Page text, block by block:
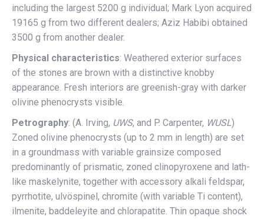
including the largest 5200 g individual; Mark Lyon acquired
19165 g from two different dealers; Aziz Habibi obtained
3500 g from another dealer.
Physical characteristics: Weathered exterior surfaces
of the stones are brown with a distinctive knobby
appearance. Fresh interiors are greenish-gray with darker
olivine phenocrysts visible.
Petrography: (A. Irving, UWS, and P. Carpenter, WUSL)
Zoned olivine phenocrysts (up to 2 mm in length) are set
in a groundmass with variable grainsize composed
predominantly of prismatic, zoned clinopyroxene and lath-
like maskelynite, together with accessory alkali feldspar,
pyrrhotite, ulvöspinel, chromite (with variable Ti content),
ilmenite, baddeleyite and chlorapatite. Thin opaque shock